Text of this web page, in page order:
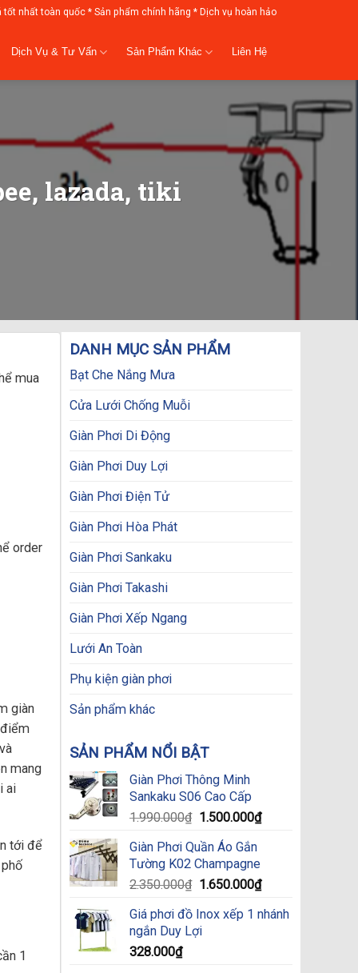
nhất toàn quốc * Sản phẩm chính hãng * Dịch vụ hoàn hảo
Dịch Vụ & Tư Vấn Sản Phẩm Khác Liên Hệ
lazada, tiki
mua
order
giàn
mang
ai
tới để
1
DANH MỤC SẢN PHẨM
Bạt Che Nắng Mưa
Cửa Lưới Chống Muỗi
Giàn Phơi Di Động
Giàn Phơi Duy Lợi
Giàn Phơi Điện Tử
Giàn Phơi Hòa Phát
Giàn Phơi Sankaku
Giàn Phơi Takashi
Giàn Phơi Xếp Ngang
Lưới An Toàn
Phụ kiện giàn phơi
Sản phẩm khác
SẢN PHẨM NỔI BẬT
Giàn Phơi Thông Minh
Sankaku S06 Cao Cấp
1.990.000₫ Original
was:
1.990.000₫.
1.500.000₫Current
1.500.000₫.
Giàn Phơi Quần Áo Gắn
Tường K02 Champagne
2.350.000₫ Original
was:
2.350.000₫.
1.650.000₫Current
is:
Giá phơi đồ Inox xếp 1 nhánh
ngắn Duy Lợi
328.000₫